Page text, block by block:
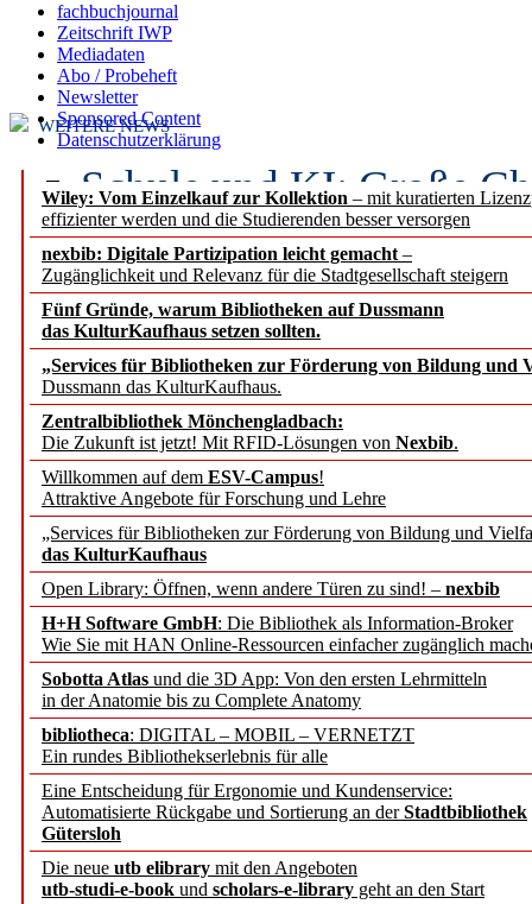
fachbuchjournal
Zeitschrift IWP
Mediadaten
Abo / Probeheft
Newsletter
Sponsored Content
Datenschutzerklärung
Wiley: Vom Einzelkauf zur Kollektion – mit kuratierten
effizienter werden und die Studierenden besser versorgen
nexbib: Digitale Partizipation leicht gemacht –
Zugänglichkeit und Relevanz für die Stadtgesellschaft steigern
Fünf Gründe, warum Bibliotheken auf Dussmann
das KulturKaufhaus setzen sollten.
„Services für Bibliotheken zur Förderung von Bildung und
Dussmann das KulturKaufhaus.
Zentralbibliothek Mönchengladbach:
Die Zukunft ist jetzt! Mit RFID-Lösungen von Nexbib.
Willkommen auf dem ESV-Campus!
Attraktive Angebote für Forschung und Lehre
„Services für Bibliotheken zur Förderung von Bildung und
das KulturKaufhaus
Open Library: Öffnen, wenn andere Türen zu sind! – nexbib
H+H Software GmbH: Die Bibliothek als Information-Broker
Wie Sie mit HAN Online-Ressourcen einfacher zugänglich
Sobotta Atlas und die 3D App: Von den ersten Lehrmitteln
in der Anatomie bis zu Complete Anatomy
bibliotheca: DIGITAL – MOBIL – VERNETZT
Ein rundes Bibliothekserlebnis für alle
Eine Entscheidung für Ergonomie und Kundenservice:
Automatisierte Rückgabe und Sortierung an derStadtbibliothek
Gütersloh
Die neue utb elibrary mit den Angeboten
utb-studi-e-book und scholars-e-library geht an den Start
WEITERE NEWS
Schule und KI: Große
Voraussetzungen
Erfolgreiches erstes
Segment Research –
angepasst
konstruktiv!
Mohr Siebeck
und die Zeitschrift für
Francke Attempto
EBSCO Information
Recherchefunktionen in
Sorbisches Institut neu
Geschichte und